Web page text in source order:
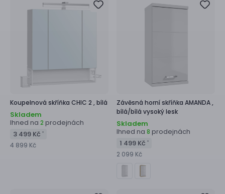
Koupelnová skříňka CHIC 2 , bílá
Skladem
Ihned na 2 prodejnách
3 499 Kč *
4 899 Kč
Závěsná horní skříňka AMANDA ,
bílá/bílá vysoký lesk
Skladem
Ihned na 8 prodejnách
1 499 Kč *
2 099 Kč